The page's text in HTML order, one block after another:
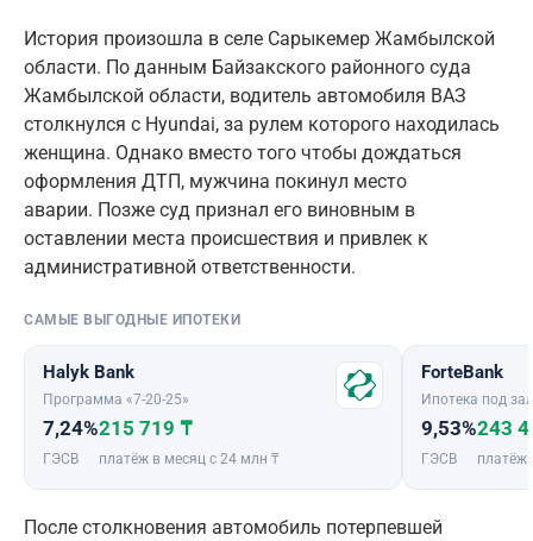
История произошла в селе Сарыкемер Жамбылской
области. По данным Байзакского районного суда
Жамбылской области, водитель автомобиля ВАЗ
столкнулся с Hyundai, за рулем которого находилась
женщина. Однако вместо того чтобы дождаться
оформления ДТП, мужчина покинул место
аварии. Позже суд признал его виновным в
оставлении места происшествия и привлек к
административной ответственности.
САМЫЕ ВЫГОДНЫЕ ИПОТЕКИ
Halyk Bank
Программа «7-20-25»
7,24%
ГЭСВ
215 719 ₸
платёж в месяц с 24 млн ₸
ForteBank
Ипотека под
9,53%
ГЭСВ
243
платёж
После столкновения автомобиль потерпевшей